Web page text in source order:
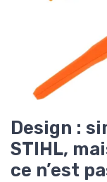
Design :
STIHL,
ce n’est